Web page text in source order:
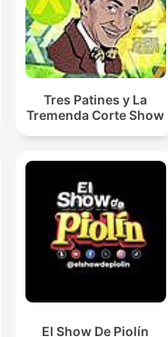
Tres Patines y La
Tremenda Corte Show
El Show De Piolín